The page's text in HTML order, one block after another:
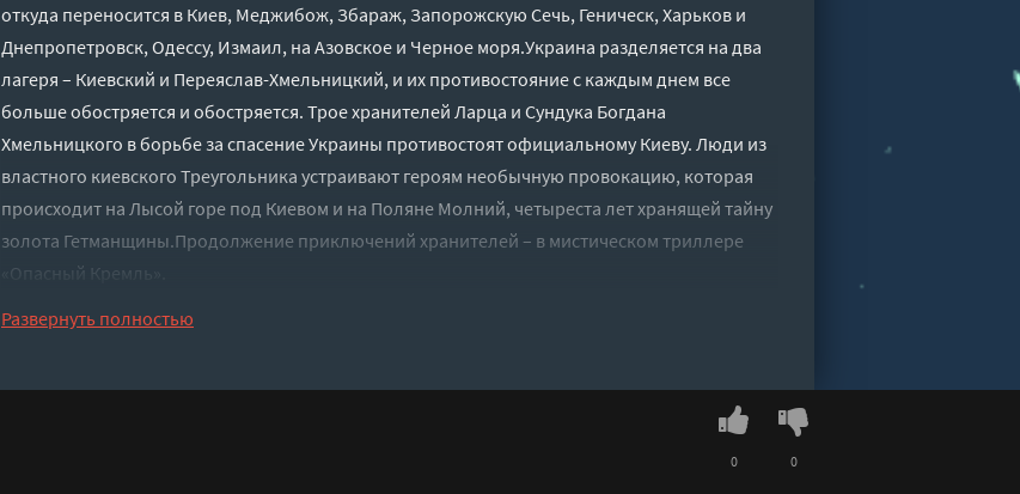
откуда переносится в Киев, Меджибож, Збараж, Запорожскую Сечь, Геническ, Харьков и
Днепропетровск, Одессу, Измаил, на Азовское и Черное моря.Украина разделяется на два
лагеря – Киевский и Переяслав-Хмельницкий, и их противостояние с каждым днем все
больше обостряется и обостряется. Трое хранителей Ларца и Сундука Богдана
Хмельницкого в борьбе за спасение Украины противостоят официальному Киеву. Люди из
властного киевского Треугольника устраивают героям необычную провокацию, которая
происходит на Лысой горе под Киевом и на Поляне Молний, четыреста лет хранящей тайну
золота Гетманщины.Продолжение приключений хранителей – в мистическом триллере
«Опасный Кремль».
бесплатно без регистрации - полная версия
Развернуть полностью
0 0